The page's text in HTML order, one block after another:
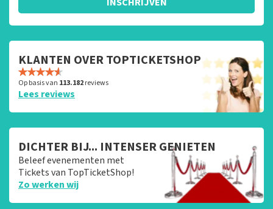
KLANTEN OVER TOPTICKETSHOP
Op basis van 113.182reviews
Lees reviews
DICHTER BIJ... INTENSER GENIETEN
Beleef evenementen met
Tickets van TopTicketShop!
Zo werken wij